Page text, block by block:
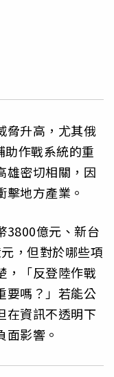
脅升高，尤其俄
助作戰系統的重
雄密切相關，因
地方產業。
3800億元、新台
，但對於哪些項
，「反登陸作戰
要嗎？」若能公
在資訊不透明下
影響。